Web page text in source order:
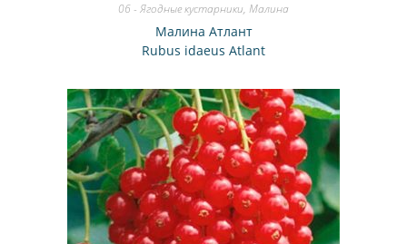
06 - Ягодные кустарники, Малина
Малина Атлант
Rubus idaeus Atlant